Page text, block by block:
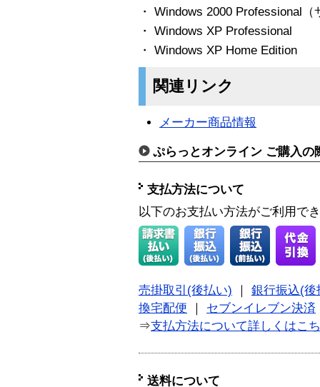
・ Windows 2000 Professional
・ Windows XP Professional
・ Windows XP Home Edition
関連リンク
メーカー商品情報
ぷらっとオンライン ご購入の
支払方法について
以下のお支払い方法がご利用で
売掛取引(後払い)
銀行振込(後
換宅配便
セブンイレブン決済
⇒支払方法について詳しくはこ
送料について